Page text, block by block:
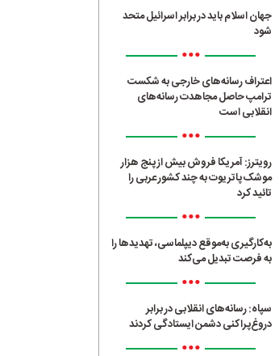
جهان اسلام باید در برابر اسرائیل متحد
شود
•••
اعتراف رسانه‌های خارجی به شکست
ترامپ حاصل مجاهدت رسانه‌های
انقلابی است
•••
رویترز: آمریکا فروش بیش از پنج هزار
موشک پاتریوت به چند کشور عربی را
تائید کرد
•••
به‌کارگیری به‌موقع دیپلماسی، تهدیدها را
به فرصت تبدیل می‌کند
•••
سپاه: رسانه‌های انقلابی در برابر
دروغ‌پراکنی دشمن ایستادگی کردند
•••